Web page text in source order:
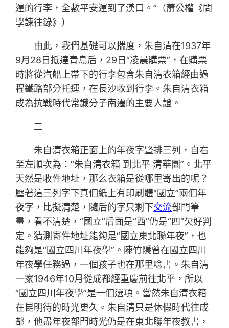
運的行李，全數平安運到了漢口。”（蕭公權《問
學諫往錄》）
由此，我們基礎可以揣度，朱自清在1937年
9月28日抵達青島后，29日“凌晨購票”，在購票
時將從汽船上帶下的行李包含朱自清衣箱經由過
程鐵路部分托運，在長沙收到行李。朱自清衣箱
成為抗戰時代常識分子南遷的主要人證。
二
朱自清衣箱正面上的年夜字豎排三列，自右
至左順次為：“朱自清衣箱 到北平 清華園”。北平
天然是收件地址，那么衣箱是從哪里寄出的呢？
壓著這三列字下真個紙上有印刷體“國立”兩個年
夜字，比擬清楚，隨后的字只剩下交流部門筆
畫，看不清楚，“國立”后面是“西”仍是“四”欠好判
定。猜測寄件地址能夠是“國立東北聯年夜”，也
能夠是“國立四川年夜學”。陳竹隱曾在國立四川
年夜學任務過，一個孩子也在那里唸書。朱自清
一家1946年10月從成都經重慶前往北平，所以
“國立四川年夜學”是一個選項。當然朱自清衣箱
在昆明待的時光更久。朱自清只是休假時代往成
都，他盡年夜部門時光仍是在東北聯年夜教書，